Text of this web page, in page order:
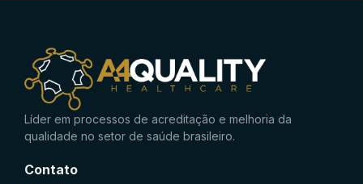
Líder em processos de acreditação e melhoria da
qualidade no setor de saúde brasileiro.
Contato